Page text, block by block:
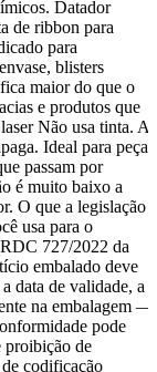
Datador
de ribbon para
para
blisters
maior do que o
e produtos que
Não usa tinta. A
Ideal para peças
passam por
é muito baixo a
O que a legislação
usa para o
727/2022 da
embalado deve
data de validade, a
na embalagem —
pode
proibição de
codificação